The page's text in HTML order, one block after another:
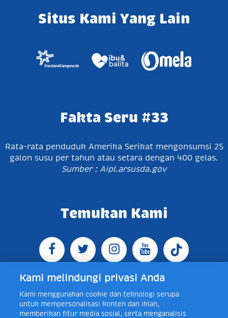
Situs Kami Yang Lain
Fakta Seru #33
Rata-rata penduduk Amerika Serikat mengonsumsi 25
galon susu per tahun atau setara dengan 400 gelas.
Sumber : Aipl.arsusda.gov
Temukan Kami
Jl. Raya Bogor KM 5, Pasar Rebo, Jakarta Timur,
Indonesia 13760
Telp +62 21 8410945 | PO BOX
Kami melindungi privasi Anda
Kami menggunakan cookie dan teknologi serupa
untuk mempersonalisasi konten dan iklan,
memberikan fitur media sosial, serta menganalisis